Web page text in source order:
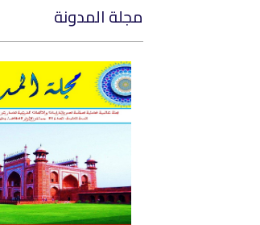
مجلة المدونة